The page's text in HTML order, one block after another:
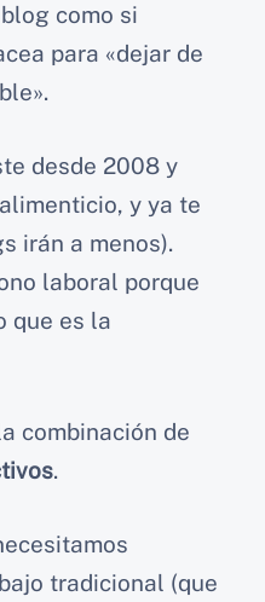
como si
para «dejar de
desde 2008 y
y ya te
irán a menos).
laboral porque
que es la
combinación de
.
tradicional (que